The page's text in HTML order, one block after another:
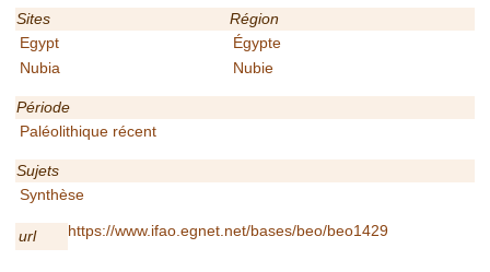
Sites
Région
Egypt
Égypte
Nubia
Nubie
Période
Paléolithique récent
Sujets
Synthèse
url https://www.ifao.egnet.net/bases/beo/beo1429